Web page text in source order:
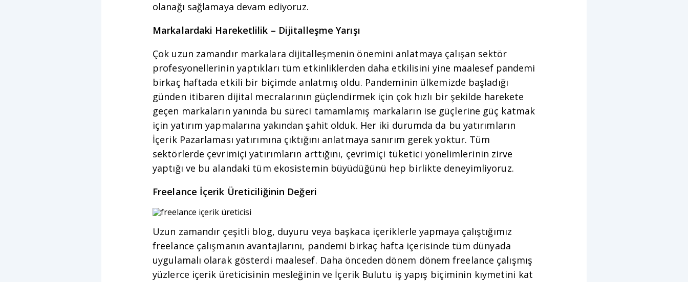
olanağı sağlamaya devam ediyoruz.
Markalardaki Hareketlilik – Dijitalleşme Yarışı
Çok uzun zamandır markalara dijitalleşmenin önemini anlatmaya çalışan sektör
profesyonellerinin yaptıkları tüm etkinliklerden daha etkilisini yine maalesef pandemi
birkaç haftada etkili bir biçimde anlatmış oldu. Pandeminin ülkemizde başladığı
günden itibaren dijital mecralarının güçlendirmek için çok hızlı bir şekilde harekete
geçen markaların yanında bu süreci tamamlamış markaların ise güçlerine güç katmak
için yatırım yapmalarına yakından şahit olduk. Her iki durumda da bu yatırımların
İçerik Pazarlaması yatırımına çıktığını anlatmaya sanırım gerek yoktur. Tüm
sektörlerde çevrimiçi yatırımların arttığını, çevrimiçi tüketici yönelimlerinin zirve
yaptığı ve bu alandaki tüm ekosistemin büyüdüğünü hep birlikte deneyimliyoruz.
Freelance İçerik Üreticiliğinin Değeri
Uzun zamandır çeşitli blog, duyuru veya başkaca içeriklerle yapmaya çalıştığımız
freelance çalışmanın avantajlarını, pandemi birkaç hafta içerisinde tüm dünyada
uygulamalı olarak gösterdi maalesef. Daha önceden dönem dönem freelance çalışmış
yüzlerce içerik üreticisinin mesleğinin ve İçerik Bulutu iş yapış biçiminin kıymetini kat